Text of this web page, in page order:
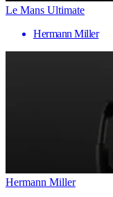
Le Mans Ultimate
Hermann Miller
Hermann Miller